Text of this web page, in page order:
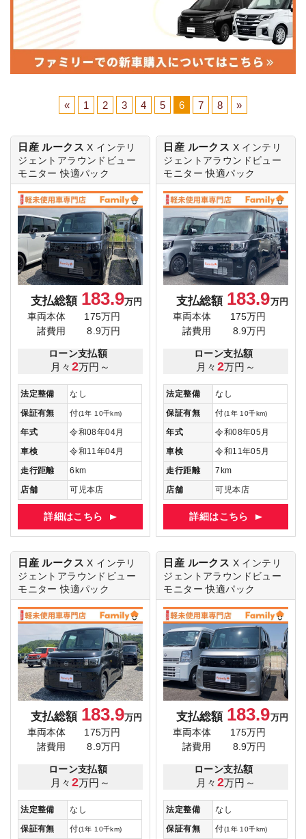
« 1 2 3 4 5 6 7 8 »
日産 ルークスX インテリ
ジェントアラウンドビュー
モニター 快適パック
支払総額 183.9万円
車両本体
175万円
諸費用
8.9万円
ローン支払額
月々 2万円～
法定整備
なし
保証有無
付(1年 10千km)
年式
令和08年04月
車検
令和11年04月
走行距離
6km
店舗
可児本店
詳細はこちら
日産 ルークス X インテリ
ジェントアラウンドビュー
モニター 快適パック
支払総額 183.9万円
車両本体
175万円
諸費用
8.9万円
ローン支払額
月々 2万円～
法定整備
なし
保証有無
付(1年 10千km)
年式
令和08年05月
車検
令和11年05月
走行距離
7km
店舗
可児本店
詳細はこちら
日産 ルークスX インテリ
ジェントアラウンドビュー
モニター 快適パック
支払総額 183.9万円
車両本体
175万円
諸費用
8.9万円
ローン支払額
月々 2万円～
法定整備
なし
保証有無
付(1年 10千km)
日産 ルークス X インテリ
ジェントアラウンドビュー
モニター 快適パック
支払総額 183.9万円
車両本体
175万円
諸費用
8.9万円
ローン支払額
月々 2万円～
法定整備
なし
保証有無
付(1年 10千km)